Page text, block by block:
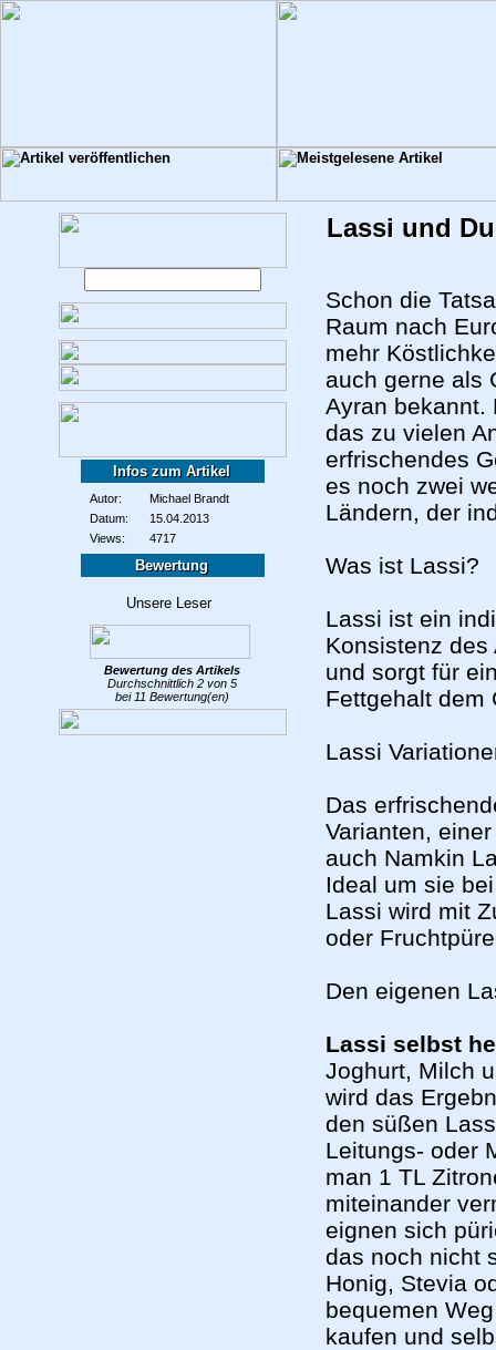
Infos zum Artikel
Autor:
Michael Brandt
Datum:
15.04.2013
Views:
4717
Bewertung
Bewertung des Artikels
Durchschnittlich 2 von 5
bei 11 Bewertung(en)
Lassi und
Schon die
Raum nach
mehr
auch gerne als
Ayran bekannt.
das zu vielen
erfrischendes
es noch zwei
Ländern, der
Was ist Lassi?
Lassi ist ein
Konsistenz
und sorgt für
Fettgehalt dem
Lassi
Das
Varianten,
auch Namkin
Ideal um sie
Lassi wird mit
oder
Den eigenen
Lassi selbst
Joghurt, Milch
wird das
den süßen
Leitungs- oder
man 1 TL
miteinander
eignen sich
das noch nicht
Honig, Stevia
bequemen
kaufen und